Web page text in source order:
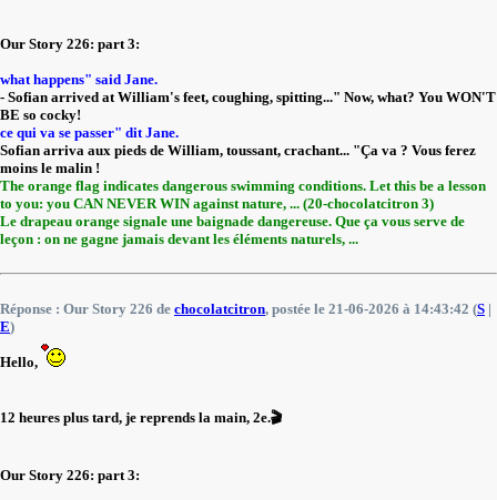
Our Story 226: part 3:
what happens" said Jane.
- Sofian arrived at William's feet, coughing, spitting..." Now, what? You WON'T
BE so cocky!
ce qui va se passer" dit Jane.
Sofian arriva aux pieds de William, toussant, crachant... "Ça va ? Vous ferez
moins le malin !
The orange flag indicates dangerous swimming conditions. Let this be a lesson
to you: you CAN NEVER WIN against nature, ... (20-chocolatcitron 3)
Le drapeau orange signale une baignade dangereuse. Que ça vous serve de
leçon : on ne gagne jamais devant les éléments naturels, ...
Réponse : Our Story 226 de chocolatcitron, postée le 21-06-2026 à 14:43:42 (S |
E)
Hello,
12 heures plus tard, je reprends la main, 2e.🎬
Our Story 226: part 3: